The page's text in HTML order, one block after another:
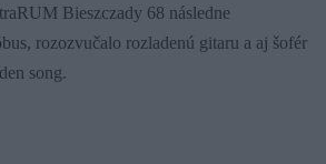
Bieszczady 68 následne
rozozvučalo rozladenú gitaru a aj šofér
song.